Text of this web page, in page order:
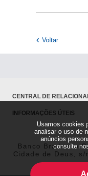
Voltar
Usamos cookies
analisar o uso de
anúncios
consulte
CENTRAL DE
INFORMAÇÕES ÚTEIS
Banco Bradesco
Cidade de Deus, s/